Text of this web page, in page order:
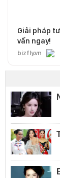
Giải pháp
vấn ngay!
bizfly.vn